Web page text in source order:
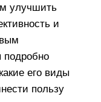
улучшить
и
подробно
его виды
пользу